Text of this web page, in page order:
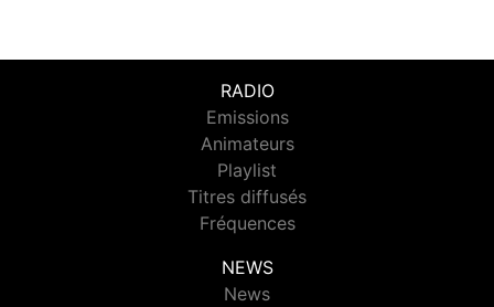
RADIO
Emissions
Animateurs
Playlist
Titres diffusés
Fréquences
NEWS
News